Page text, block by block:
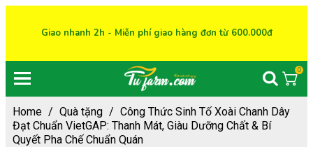
Giao nhanh 2h - Miễn phí giao hàng đơn từ 600.000đ
0
Home / Quà tặng / Công Thức Sinh Tố Xoài Chanh Dây
Đạt Chuẩn VietGAP: Thanh Mát, Giàu Dưỡng Chất & Bí
Quyết Pha Chế Chuẩn Quán